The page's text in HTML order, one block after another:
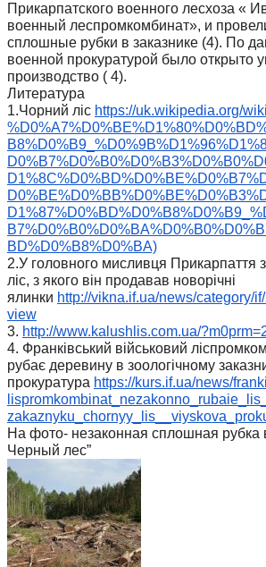
Прикарпатского военного лесхоза «
военный леспромкомбинат», и
сплошные рубки в заказнике (4). По
военной прокуратурой было открыто
производство ( 4).
Литература
1.Чорний ліс https://uk.wikipedia.org/
BD%D0%B8%D0%BA)
2.У головного мисливця Прикарпаття
ліс, з якого він продавав новорічні
ялинки http://vikna.if.ua/news/category/
view
3. http://www.kalushlis.com.ua/?
4. Франківський військовий
рубає деревину в зоологічному
прокуратура https://kurs.if.ua/news/
lispromkombinat_nezakonno_
zakaznyku_chornyy_lis__
На фото- незаконная сплошная рубка
Черный лес”